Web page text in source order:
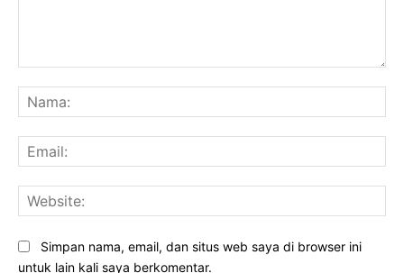
Simpan nama, email, dan situs web saya di browser ini
untuk lain kali saya berkomentar.